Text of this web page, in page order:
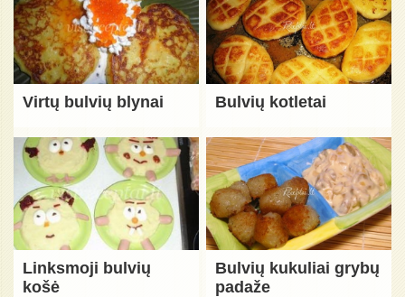
Virtų bulvių blynai Bulvių kotletai
Linksmoji bulvių
košė
Bulvių kukuliai grybų
padaže